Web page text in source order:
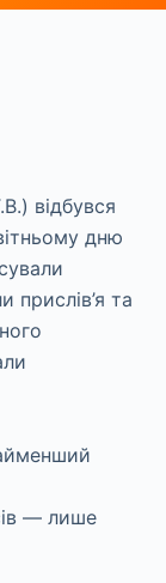
відбувся
дню
та
— лише